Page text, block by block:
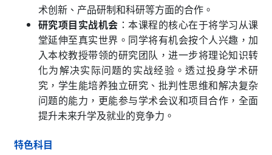
术创新、产品研制和科研等方面的合作。
研究项目实战机会 ：本课程的核心在于将学习从课
堂延伸至真实世界。同学将有机会按个人兴趣，加
入本校教授带领的研究团队，进一步将理论知识转
化为解决实际问题的实战经验。透过投身学术研
究，学生能培养独立研究、批判性思维和解决复杂
问题的能力，更能参与学术会议和项目合作，全面
提升未来升学及就业的竞争力。
特色科目